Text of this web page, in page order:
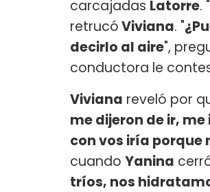
carcajadas Latorre. "
retrucóViviana. "
decirlo al aire",
conductora le
Viviana reveló por
me dijeron de ir,
con vos iría porque
cuando Yanina
tríos, nos